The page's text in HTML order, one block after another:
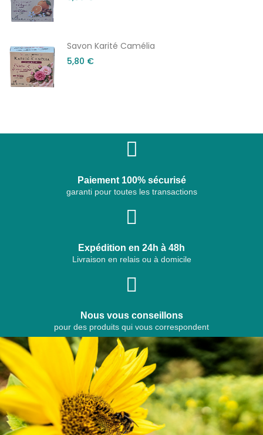
Savon Karité Camélia
5,80 €
Paiement 100% sécurisé
garanti pour toutes les transactions
Expédition en 24h à 48h
Livraison en relais ou à domicile
Nous vous conseillons
pour des produits qui vous correspondent